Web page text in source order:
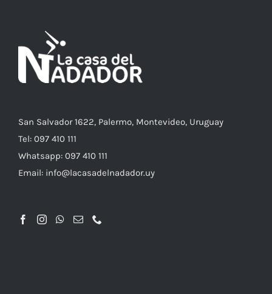
San Salvador 1622, Palermo, Montevideo, Uruguay
Tel: 097 410 111
Whatsapp: 097 410 111
Email: info@lacasadelnadador.uy